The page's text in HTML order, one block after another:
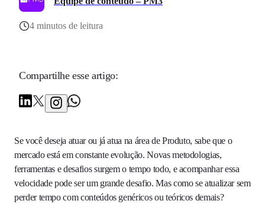
4 minutos de leitura
Compartilhe esse artigo:
Se você deseja atuar ou já atua na área de Produto, sabe que o
mercado está em constante evolução. Novas metodologias,
ferramentas e desafios surgem o tempo todo, e acompanhar essa
velocidade pode ser um grande desafio. Mas como se atualizar sem
perder tempo com conteúdos genéricos ou teóricos demais?